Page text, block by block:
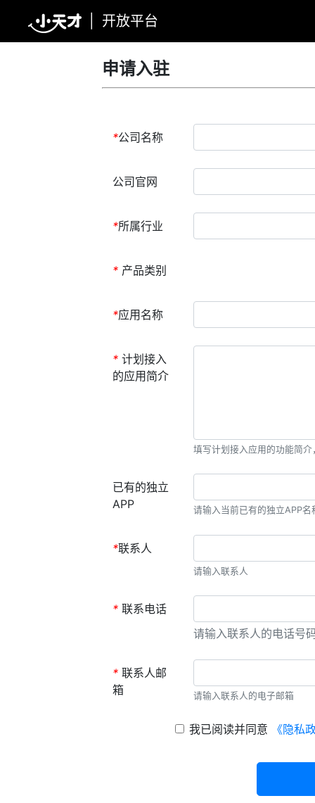
开放平台
申请入驻
*公司名称
公司官网
*所属行业
* 产品类别
*应用名称
* 计划接入
的应用简介
填写计划接入应用的功能简
已有的独立
APP
请输入当前已有的独立APP名
*联系人
请输入联系人
* 联系电话
请输入联系人的电话号
* 联系人邮
箱
请输入联系人的电子邮箱
我已阅读并同意 《隐私